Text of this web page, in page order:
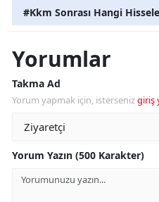
#Kkm Sonrası Hangi
Yorumlar
Takma Ad
Yorum yapmak için, istersenizgiriş
Yorum Yazın (500 Karakter)